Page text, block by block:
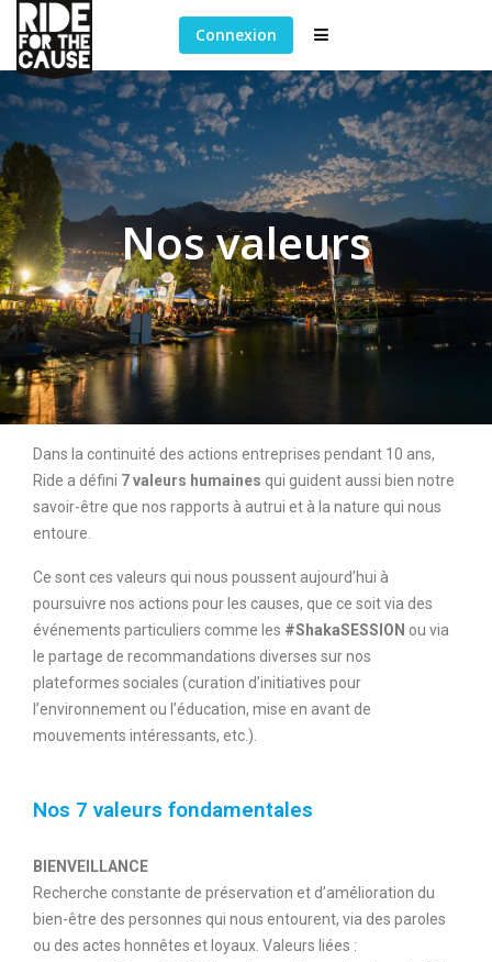
Connexion
Nos valeurs
Dans la continuité des actions entreprises pendant 10 ans,
Ride a défini 7 valeurs humaines qui guident aussi bien notre
savoir-être que nos rapports à autrui et à la nature qui nous
entoure.
Ce sont ces valeurs qui nous poussent aujourd’hui à
poursuivre nos actions pour les causes, que ce soit via des
événements particuliers comme les #ShakaSESSION ou via
le partage de recommandations diverses sur nos
plateformes sociales (curation d’initiatives pour
l’environnement ou l’éducation, mise en avant de
mouvements intéressants, etc.).
Nos 7 valeurs fondamentales
BIENVEILLANCE
Recherche constante de préservation et d’amélioration du
bien-être des personnes qui nous entourent, via des paroles
ou des actes honnêtes et loyaux. Valeurs liées :